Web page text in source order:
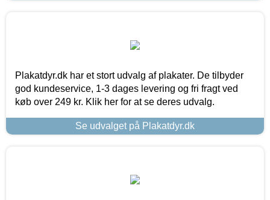
Plakatdyr.dk har et stort udvalg af plakater. De tilbyder
god kundeservice, 1-3 dages levering og fri fragt ved
køb over 249 kr. Klik her for at se deres udvalg.
Se udvalget på Plakatdyr.dk